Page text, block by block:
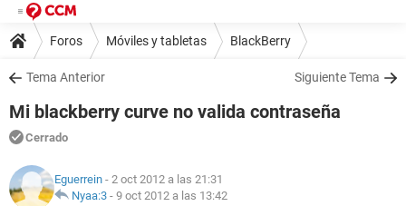
Foros Móviles y tabletas BlackBerry
Tema Anterior Siguiente Tema
Mi blackberry curve no valida contraseña
Cerrado
Eguerrein - 2 oct 2012 a las 21:31
Nyaa:3 - 9 oct 2012 a las 13:42